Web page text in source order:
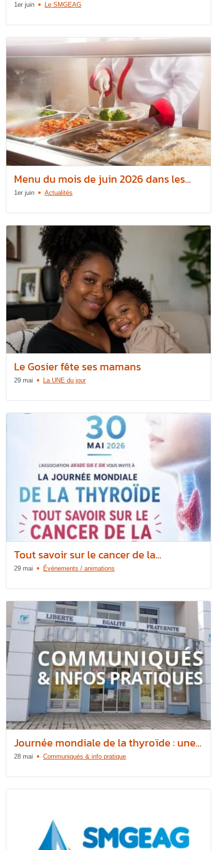
1er juin Le SMGEAG
Menu du mois de juin 2026 dans les...
1er juin Actualités
Le Gosier fête ses mamans
29 mai La UNE du jour
Tout savoir sur le cancer de la...
29 mai Événements / animations
Journée mondiale de la thyroïde : une...
28 mai Communiqués & info pratique